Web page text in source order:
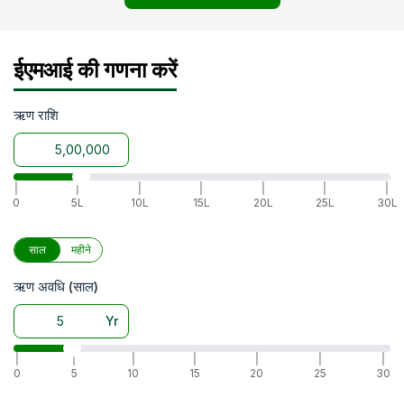
ईएमआई की गणना करें
ऋण राशि
0
|
5L
10L
15L
20L
25L
30L
साल महीने
ऋण अवधि (साल)
Yr
0
|
5
10
15
20
25
30